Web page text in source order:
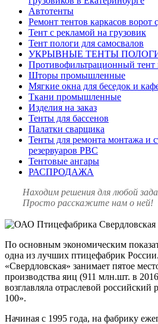
Автотенты
Ремонт тентов каркасов
Тент с рекламой на грузовик
Тент пологи для самосвалов
УКРЫВНЫЕ ТЕНТЫ
Противофильтрационный тент
Шторы промышленные
Мягкие окна для беседок и
Ткани промышленные
Изделия на заказ
Тенты для бассенов
Палатки сварщика
Тенты для ремонта монтажа и
резервуаров РВС
Тентовые ангары
РАСПРОДАЖА
Находим решения для любой
Просто расскажите нам о ней!
По основным экономическим
одна из лучших птицефабрик
«Свердловская» занимает пятое
производства яиц (911 млн.шт. в
возглавляла отраслевой
100».
Начиная с 1995 года, на фабрику